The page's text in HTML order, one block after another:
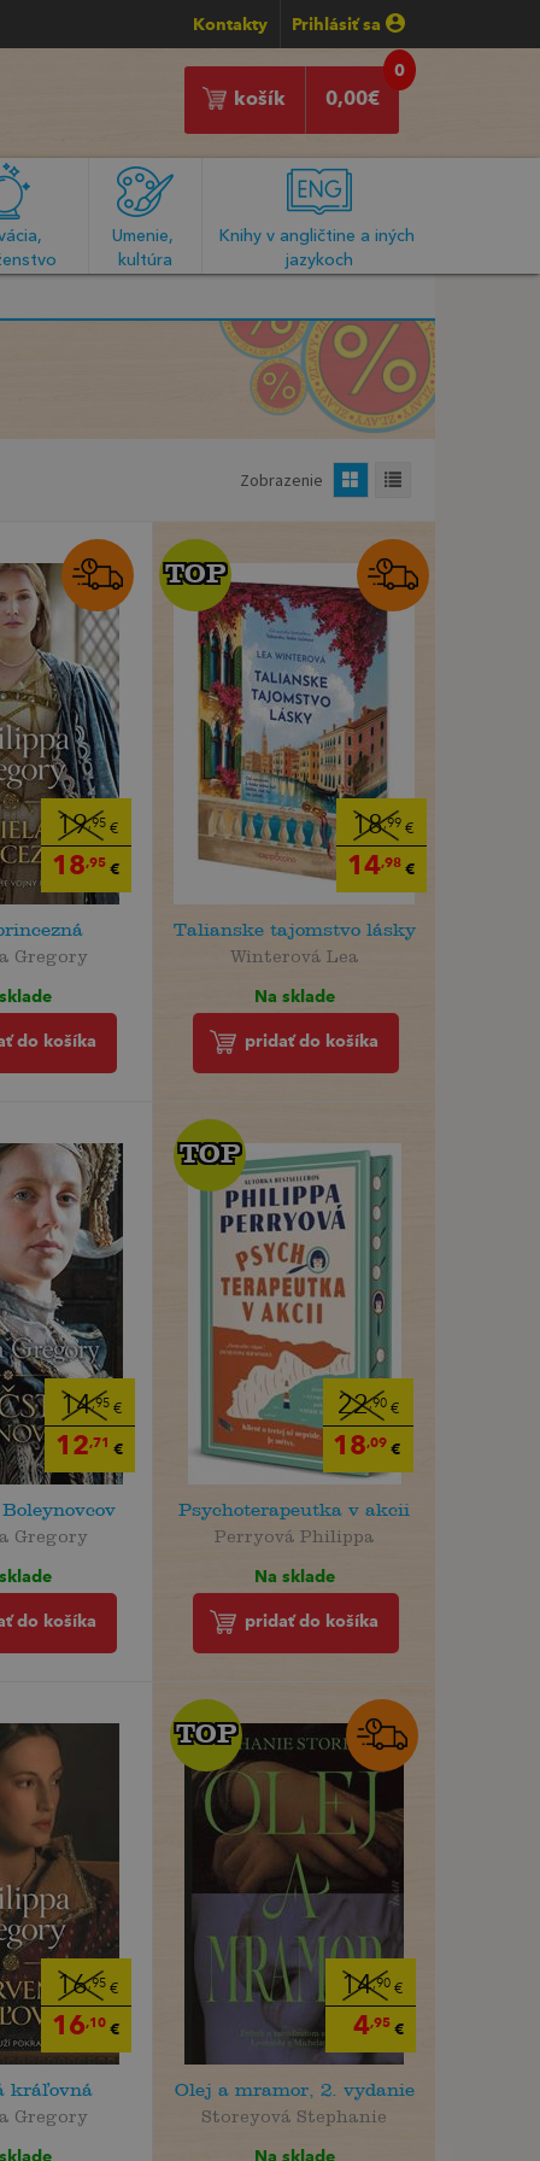
Kontakty Prihlásiť sa
0
0,00€
košík
Umenie,
kultúra
Knihy v angličtine a iných
jazykoch
Zobrazenie
19,95€
18,95€
Gregory
do košíka
14,95€
12,71 €
Gregory
do košíka
16,95€
16,10€
kráľovná
Gregory
18,99 €
14,98€
TOP
TOP
Talianske tajomstvo lásky
Winterová Lea
Na sklade
pridať do košíka
22,90 €
18,09 €
TOP
TOP
Psychoterapeutka v akcii
Perryová Philippa
Na sklade
pridať do košíka
14,90€
4,95€
TOP
TOP
Olej a mramor, 2. vydanie
Storeyová Stephanie
Na sklade